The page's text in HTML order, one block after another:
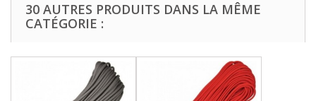
30 AUTRES PRODUITS DANS LA MÊME
CATÉGORIE :